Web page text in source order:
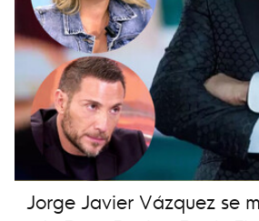
Jorge Javier Vázquez se